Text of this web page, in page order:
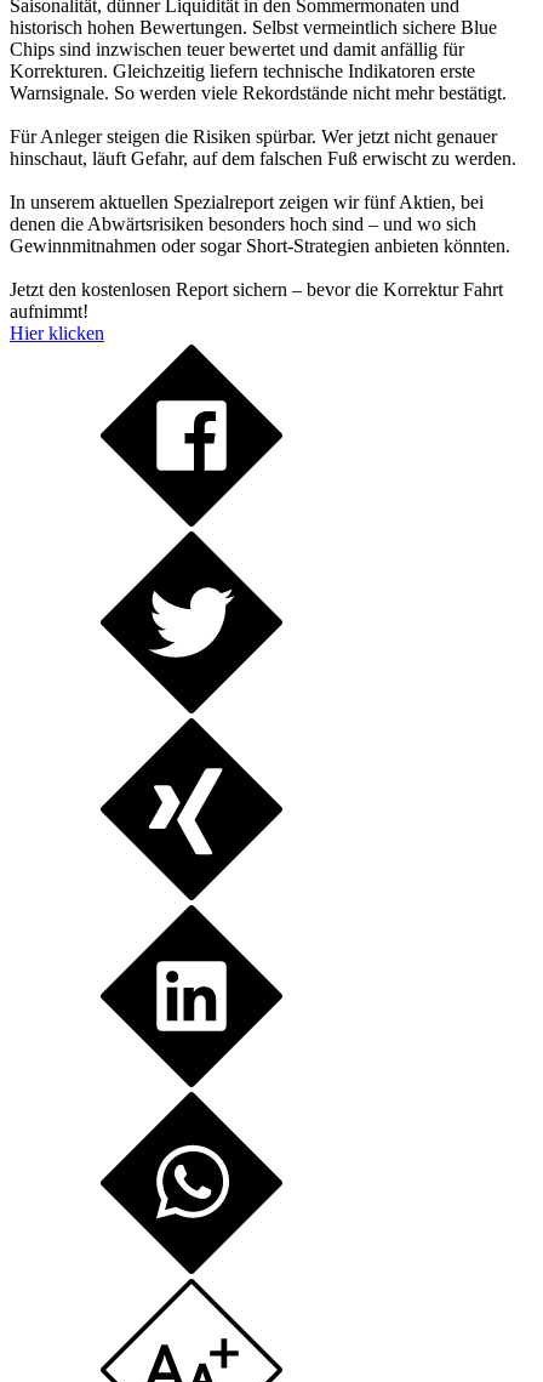
Saisonalität, dünner Liquidität in den Sommermonaten und
historisch hohen Bewertungen. Selbst vermeintlich sichere Blue
Chips sind inzwischen teuer bewertet und damit anfällig für
Korrekturen. Gleichzeitig liefern technische Indikatoren erste
Warnsignale. So werden viele Rekordstände nicht mehr bestätigt.
Für Anleger steigen die Risiken spürbar. Wer jetzt nicht genauer
hinschaut, läuft Gefahr, auf dem falschen Fuß erwischt zu werden.
In unserem aktuellen Spezialreport zeigen wir fünf Aktien, bei
denen die Abwärtsrisiken besonders hoch sind – und wo sich
Gewinnmitnahmen oder sogar Short-Strategien anbieten könnten.
Jetzt den kostenlosen Report sichern – bevor die Korrektur Fahrt
aufnimmt!
Hier klicken